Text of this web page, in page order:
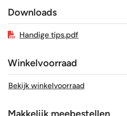
Geschikt voor vloerverwarming
Downloads
Handige tips.pdf
Winkelvoorraad
Bekijk winkelvoorraad
Makkelijk meebestellen